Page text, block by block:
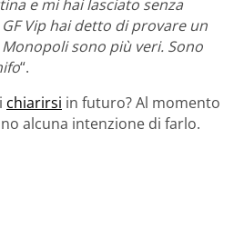
e mi hai lasciato senza
Vip hai detto di provare un
sono più veri. Sono
“.
chiarirsi in futuro? Al momento
alcuna intenzione di farlo.